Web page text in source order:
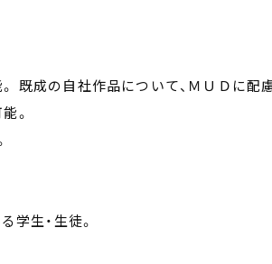
既成の自社作品について、ＭＵＤに配
。
学生・生徒。